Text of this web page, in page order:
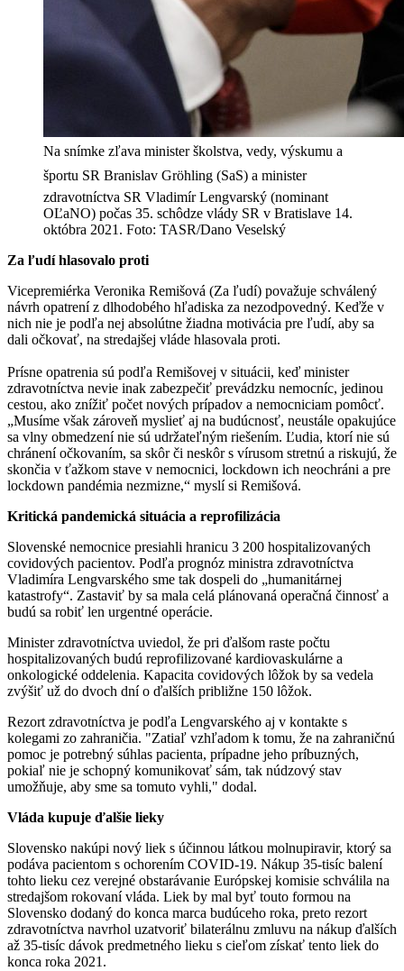
Na snímke zľava minister školstva, vedy, výskumu a
športu SR Branislav Gröhling (SaS) a minister
zdravotníctva SR Vladimír Lengvarský (nominant
OĽaNO) počas 35. schôdze vlády SR v Bratislave 14.
októbra 2021. Foto: TASR/Dano Veselský
Za ľudí hlasovalo proti
Vicepremiérka Veronika Remišová (Za ľudí) považuje schválený
návrh opatrení z dlhodobého hľadiska za nezodpovedný. Keďže v
nich nie je podľa nej absolútne žiadna motivácia pre ľudí, aby sa
dali očkovať, na stredajšej vláde hlasovala proti.
Prísne opatrenia sú podľa Remišovej v situácii, keď minister
zdravotníctva nevie inak zabezpečiť prevádzku nemocníc, jedinou
cestou, ako znížiť počet nových prípadov a nemocniciam pomôcť.
„Musíme však zároveň myslieť aj na budúcnosť, neustále opakujúce
sa vlny obmedzení nie sú udržateľným riešením. Ľudia, ktorí nie sú
chránení očkovaním, sa skôr či neskôr s vírusom stretnú a riskujú, že
skončia v ťažkom stave v nemocnici, lockdown ich neochráni a pre
lockdown pandémia nezmizne,“ myslí si Remišová.
Kritická pandemická situácia a reprofilizácia
Slovenské nemocnice presiahli hranicu 3 200 hospitalizovaných
covidových pacientov. Podľa prognóz ministra zdravotníctva
Vladimíra Lengvarského sme tak dospeli do „humanitárnej
katastrofy“. Zastaviť by sa mala celá plánovaná operačná činnosť a
budú sa robiť len urgentné operácie.
Minister zdravotníctva uviedol, že pri ďalšom raste počtu
hospitalizovaných budú reprofilizované kardiovaskulárne a
onkologické oddelenia. Kapacita covidových lôžok by sa vedela
zvýšiť už do dvoch dní o ďalších približne 150 lôžok.
Rezort zdravotníctva je podľa Lengvarského aj v kontakte s
kolegami zo zahraničia. "Zatiaľ vzhľadom k tomu, že na zahraničnú
pomoc je potrebný súhlas pacienta, prípadne jeho príbuzných,
pokiaľ nie je schopný komunikovať sám, tak núdzový stav
umožňuje, aby sme sa tomuto vyhli," dodal.
Vláda kupuje ďalšie lieky
Slovensko nakúpi nový liek s účinnou látkou molnupiravir, ktorý sa
podáva pacientom s ochorením COVID-19. Nákup 35-tisíc balení
tohto lieku cez verejné obstarávanie Európskej komisie schválila na
stredajšom rokovaní vláda. Liek by mal byť touto formou na
Slovensko dodaný do konca marca budúceho roka, preto rezort
zdravotníctva navrhol uzatvoriť bilaterálnu zmluvu na nákup ďalších
až 35-tisíc dávok predmetného lieku s cieľom získať tento liek do
konca roka 2021.